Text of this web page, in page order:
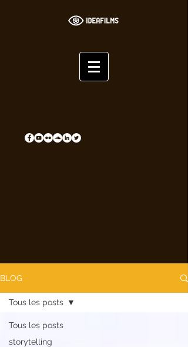
BLOG
Tous les posts
storytelling
Tous les posts